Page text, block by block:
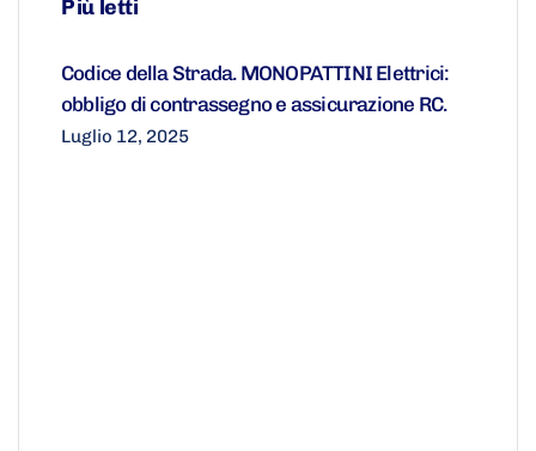
Più letti
Codice della Strada. MONOPATTINI Elettrici:
obbligo di contrassegno e assicurazione RC.
Luglio 12, 2025